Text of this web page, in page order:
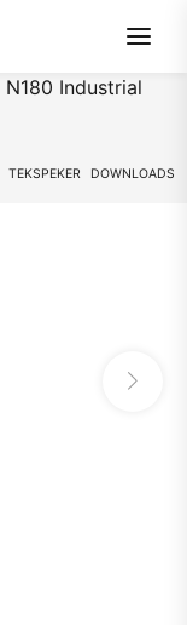
N180 Industrial
TEKSPEKER DOWNLOADS